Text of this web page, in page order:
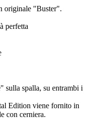
originale "Buster".
perfetta
sulla spalla, su entrambi i
Edition viene fornito in
con cerniera.